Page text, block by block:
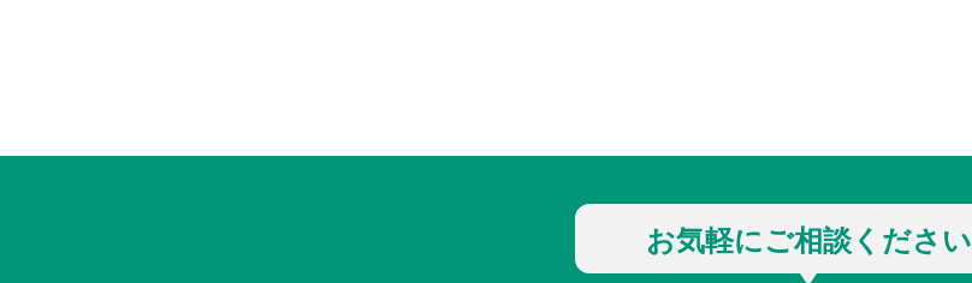
お気軽にご相談ください